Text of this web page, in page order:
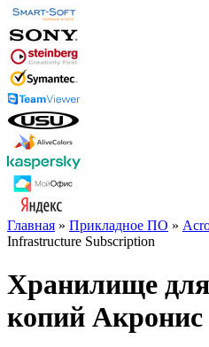
Главная » Прикладное ПО »
Infrastructure Subscription
Хранилище
копий Акронис